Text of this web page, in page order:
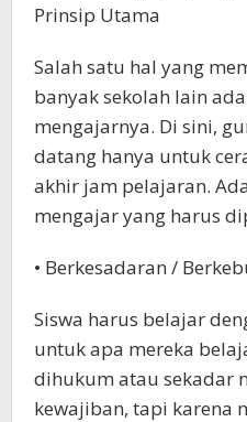
Prinsip Utama
Salah satu hal yang
banyak sekolah lain
mengajarnya. Di sini,
datang hanya untuk
akhir jam pelajaran.
mengajar yang harus
• Berkesadaran /
Siswa harus belajar
untuk apa mereka
dihukum atau sekadar
kewajiban, tapi karena